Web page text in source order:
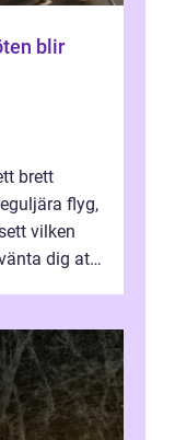
blir
brett
flyg,
vilken
dig att